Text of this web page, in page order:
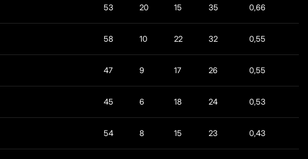
53 20 15 35 0,66
58 10 22 32 0,55
47 9 17 26 0,55
45 6 18 24 0,53
54 8 15 23 0,43